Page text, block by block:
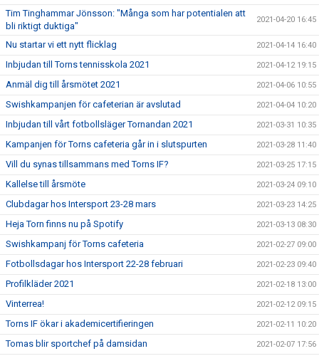
Tim Tinghammar Jönsson: "Många som har potentialen att
bli riktigt duktiga"
2021-04-20 16:45
Nu startar vi ett nytt flicklag 2021-04-14 16:40
Inbjudan till Torns tennisskola 2021 2021-04-12 19:15
Anmäl dig till årsmötet 2021 2021-04-06 10:55
Swishkampanjen för cafeterian är avslutad 2021-04-04 10:20
Inbjudan till vårt fotbollsläger Tornandan 2021 2021-03-31 10:35
Kampanjen för Torns cafeteria går in i slutspurten 2021-03-28 11:40
Vill du synas tillsammans med Torns IF? 2021-03-25 17:15
Kallelse till årsmöte 2021-03-24 09:10
Clubdagar hos Intersport 23-28 mars 2021-03-23 14:25
Heja Torn finns nu på Spotify 2021-03-13 08:30
Swishkampanj för Torns cafeteria 2021-02-27 09:00
Fotbollsdagar hos Intersport 22-28 februari 2021-02-23 09:40
Profilkläder 2021 2021-02-18 13:00
Vinterrea! 2021-02-12 09:15
Torns IF ökar i akademicertifieringen 2021-02-11 10:20
Tomas blir sportchef på damsidan 2021-02-07 17:56